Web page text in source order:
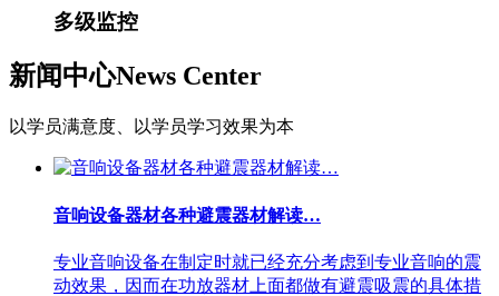
多级监控
新闻中心News Center
以学员满意度、以学员学习效果为本
音响设备器材各种避震器材解读…
专业音响设备在制定时就已经充分考虑到专业音响的震
动效果，因而在功放器材上面都做有避震吸震的具体措